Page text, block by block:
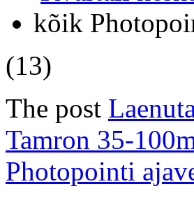
kõik
(13)
The post
Tamron 35-
Photopointi